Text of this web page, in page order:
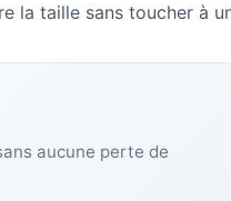
la taille sans toucher à
aucune perte de